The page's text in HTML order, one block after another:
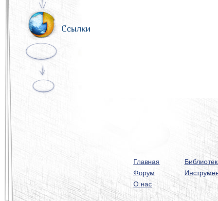
Ссылки
Главная
Форум
О нас